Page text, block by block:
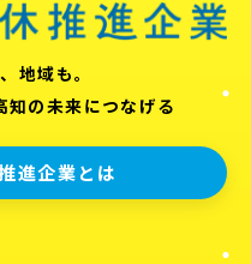
地域も。
知の未来につなげる
進企業とは